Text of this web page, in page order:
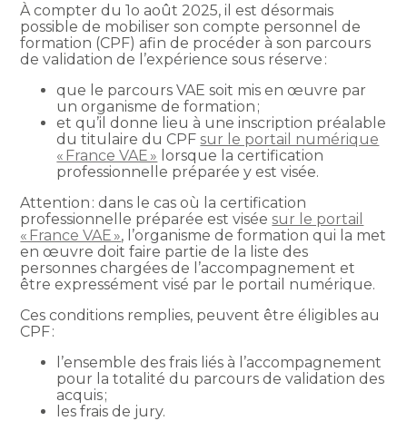
À compter du 1o août 2025, il est désormais
possible de mobiliser son compte personnel de
formation (CPF) afin de procéder à son parcours
de validation de l’expérience sous réserve :
que le parcours VAE soit mis en œuvre par
un organisme de formation ;
et qu’il donne lieu à une inscription préalable
du titulaire du CPFsur le portail numérique
« France VAE » lorsque la certification
professionnelle préparée y est visée.
Attention : dans le cas où la certification
professionnelle préparée est viséesur le portail
« France VAE », l’organisme de formation qui la met
en œuvre doit faire partie de la liste des
personnes chargées de l’accompagnement et
être expressément visé par le portail numérique.
Ces conditions remplies, peuvent être éligibles au
CPF :
l’ensemble des frais liés à l’accompagnement
pour la totalité du parcours de validation des
acquis ;
les frais de jury.